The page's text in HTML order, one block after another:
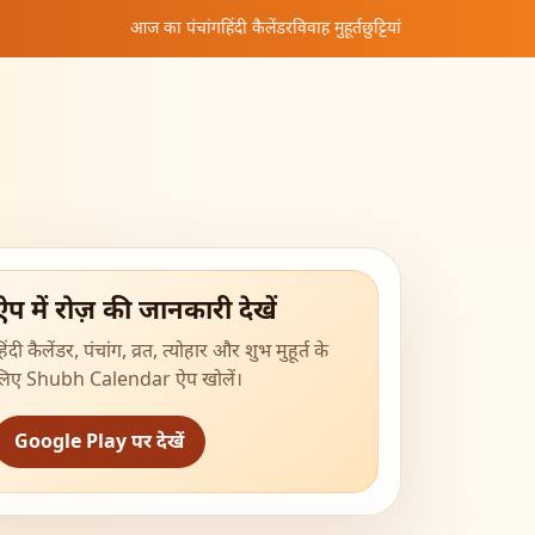
आज का पंचांगहिंदी कैलेंडरविवाह मुहूर्तछुट्टियां
में रोज़ की जानकारी देखें
कैलेंडर, पंचांग, व्रत, त्योहार और शुभ मुहूर्त के
Shubh Calendar ऐप खोलें।
Google Play पर देखें